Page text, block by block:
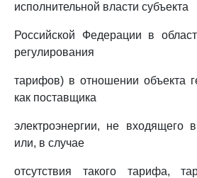
исполнительной власти субъекта
Российской Федерации в
регулирования
тарифов) в отношении объекта
как поставщика
электроэнергии, не входящего
или, в случае
отсутствия такого тарифа,